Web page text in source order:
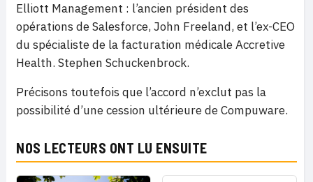
Elliott Management : l’ancien président des
opérations de Salesforce, John Freeland, et l’ex-CEO
du spécialiste de la facturation médicale Accretive
Health. Stephen Schuckenbrock.
Précisons toutefois que l’accord n’exclut pas la
possibilité d’une cession ultérieure de Compuware.
NOS LECTEURS ONT LU ENSUITE